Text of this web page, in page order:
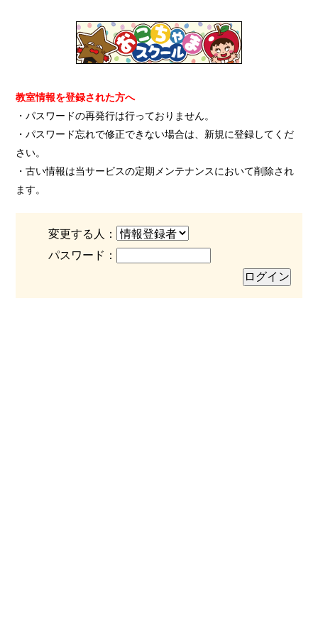
教室情報を登録された方へ
・パスワードの再発行は行っておりません。
・パスワード忘れで修正できない場合は、新規に登録してくだ
さい。
・古い情報は当サービスの定期メンテナンスにおいて削除され
ます。
変更する人：
パスワード：